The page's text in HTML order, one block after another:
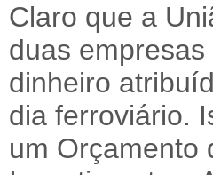
Claro que a
duas
dinheiro
dia ferroviário.
um Orçamento